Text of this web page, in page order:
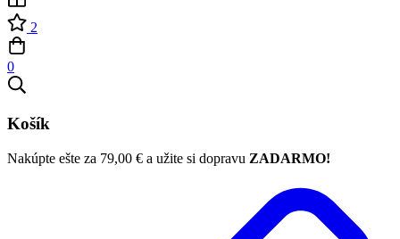
2
0
Košík
Nakúpte ešte za 79,00 € a užite si dopravu ZADARMO!